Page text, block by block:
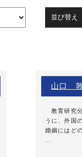
山口 敦
教育研究
うに、外国
婚姻にはど